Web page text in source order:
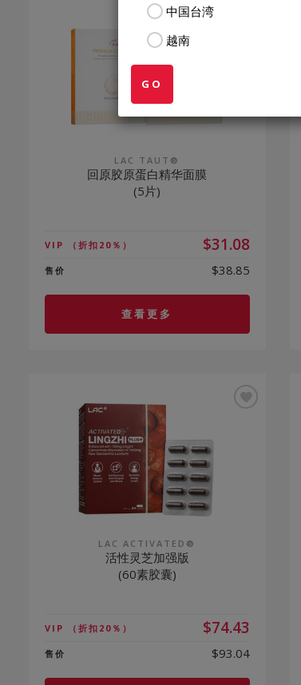
中国台湾
越南
GO
LAC TAUT®
回原胶原蛋白精华面膜
(5片)
VIP （折扣20％） $31.08
售价 $38.85
查看更多
LAC ACTIVATED®
活性灵芝加强版
(60素胶囊)
VIP （折扣20％） $74.43
售价 $93.04